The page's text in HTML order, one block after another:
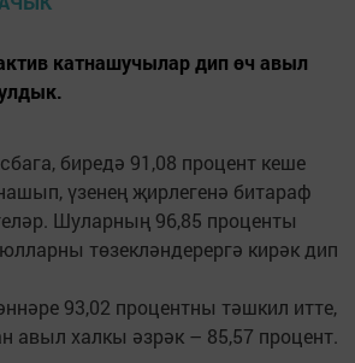
катнашучылар дип өч авыл
биредә 91,08 процент кеше
үзенең җирлегенә битараф
Шуларның 96,85 проценты
төзекләндерергә кирәк дип
93,02 процентны тәшкил итте,
авыл халкы әзрәк – 85,57 процент.